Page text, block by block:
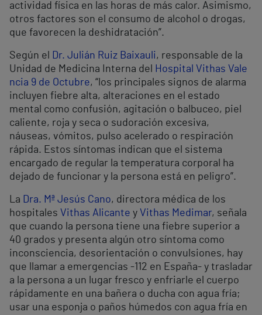
actividad física en las horas de más calor. Asimismo,
otros factores son el consumo de alcohol o drogas,
que favorecen la deshidratación”.
Según el Dr. Julián Ruiz Baixauli, responsable de la
Unidad de Medicina Interna del
Hospital Vithas Vale
ncia 9 de Octubre, “los principales signos de alarma
incluyen fiebre alta, alteraciones en el estado
mental como confusión, agitación o balbuceo, piel
caliente, roja y seca o sudoración excesiva,
náuseas, vómitos, pulso acelerado o respiración
rápida. Estos síntomas indican que el sistema
encargado de regular la temperatura corporal ha
dejado de funcionar y la persona está en peligro”.
La Dra. Mª Jesús Cano, directora médica de los
hospitales Vithas Alicante y Vithas Medimar, señala
que cuando la persona tiene una fiebre superior a
40 grados y presenta algún otro síntoma como
inconsciencia, desorientación o convulsiones, hay
que llamar a emergencias -112 en España- y trasladar
a la persona a un lugar fresco y enfriarle el cuerpo
rápidamente en una bañera o ducha con agua fría;
usar una esponja o paños húmedos con agua fría en